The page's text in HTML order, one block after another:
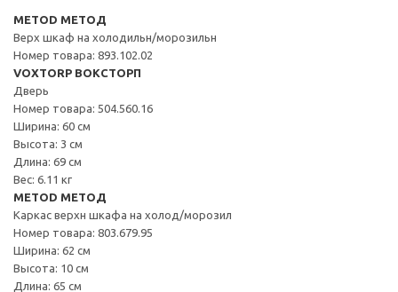
METOD МЕТОД
Верх шкаф на холодильн/морозильн
Номер товара: 893.102.02
VOXTORP ВОКСТОРП
Дверь
Номер товара: 504.560.16
Ширина: 60 см
Высота: 3 см
Длина: 69 см
Вес: 6.11 кг
METOD МЕТОД
Каркас верхн шкафа на холод/морозил
Номер товара: 803.679.95
Ширина: 62 см
Высота: 10 см
Длина: 65 см